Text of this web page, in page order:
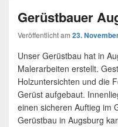
Gerüstbauer
Veröffentlicht am 23.
Unser Gerüstbau hat in
Malerarbeiten erstellt.
Holzuntersichten und die
Gerüst aufgebaut.
einen sicheren Auftieg im
Gerüstbau in Augsburg